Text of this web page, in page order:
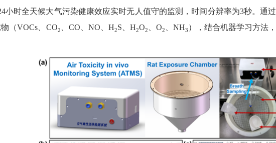
小时全天候大气污染健康效应实时无人值守的监测 ，时间分辨率为3秒。通过
（VOCs CO2 CO NO H2S H2O2 O2 NH3 ），结合机器学习方法 ，